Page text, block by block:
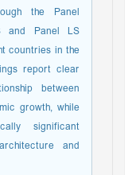
the Panel
and Panel LS
countries in the
report clear
between
growth, while
significant
and